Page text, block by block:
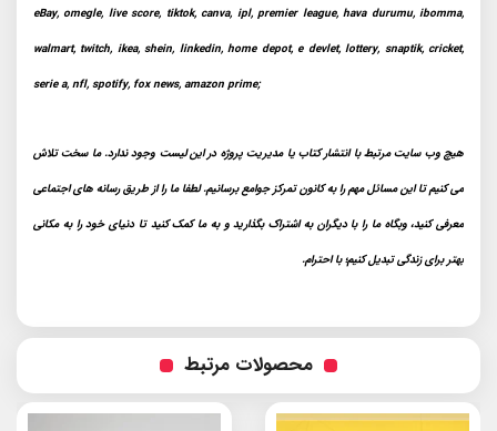
eBay, omegle, live score, tiktok, canva, ipl, premier league, hava durumu, ibomma,
walmart, twitch, ikea, shein, linkedin, home depot, e devlet, lottery, snaptik, cricket,
serie a, nfl, spotify, fox news, amazon prime;
هیچ وب سایت مرتبط با انتشار کتاب یا مدیریت پروژه در این لیست وجود ندارد. ما سخت تلاش
می کنیم تا این مسائل مهم را به کانون تمرکز جوامع برسانیم. لطفا ما را از طریق رسانه های اجتماعی
معرفی کنید، وبگاه ما را با دیگران به اشتراک بگذارید و به ما کمک کنید تا دنیای خود را به مکانی
بهتر برای زندگی تبدیل کنیم؛ با احترام.
محصولات مرتبط